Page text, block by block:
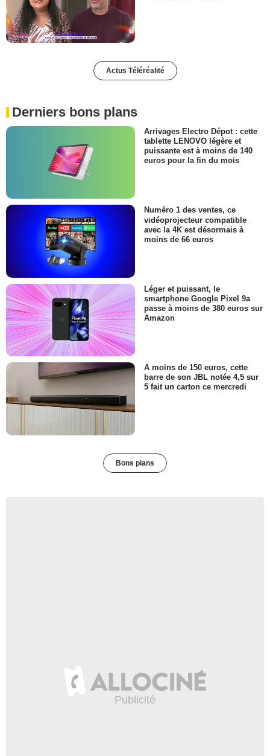
Actus Téléréalité
Derniers bons plans
Arrivages Electro Dépot : cette
tablette LENOVO légère et
puissante est à moins de 140
euros pour la fin du mois
Numéro 1 des ventes, ce
vidéoprojecteur compatible
avec la 4K est désormais à
moins de 66 euros
Léger et puissant, le
smartphone Google Pixel 9a
passe à moins de 380 euros sur
Amazon
A moins de 150 euros, cette
barre de son JBL notée 4,5 sur
5 fait un carton ce mercredi
Bons plans